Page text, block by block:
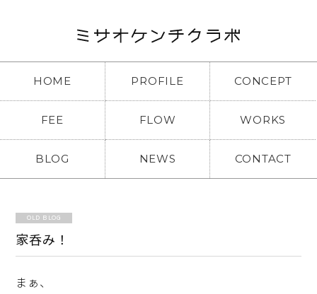
HOME PROFILE CONCEPT
FEE FLOW WORKS
BLOG NEWS CONTACT
OLD BLOG
家呑み！
まぁ、